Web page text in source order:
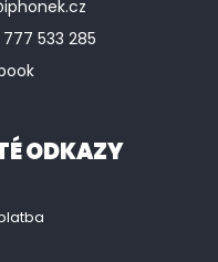
iphonek.cz
533 285
ODKAZY